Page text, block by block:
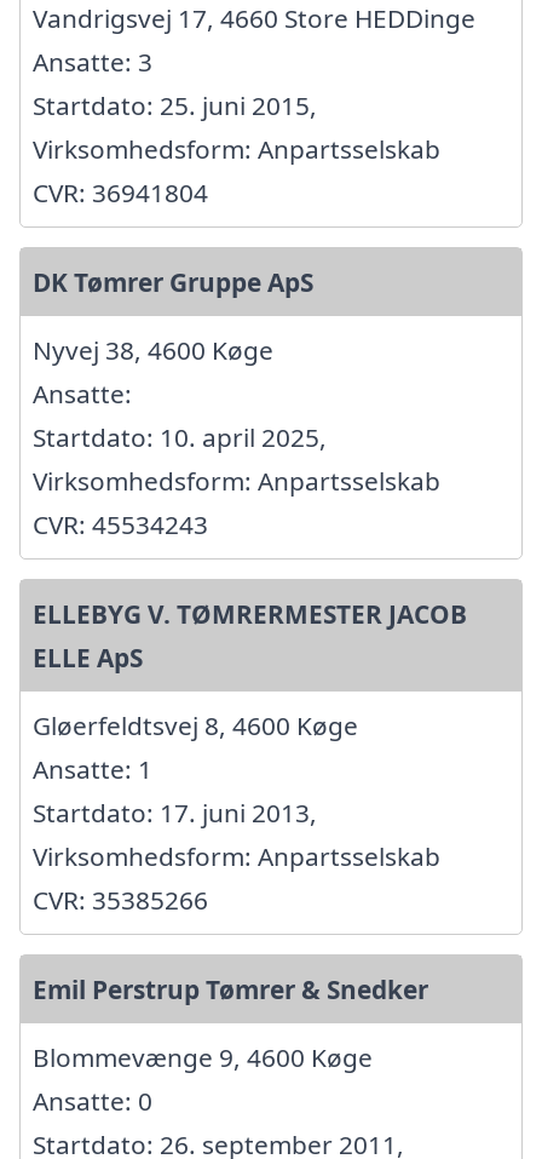
Vandrigsvej 17, 4660 Store HEDDinge
Ansatte: 3
Startdato: 25. juni 2015,
Virksomhedsform: Anpartsselskab
CVR: 36941804
DK Tømrer Gruppe ApS
Nyvej 38, 4600 Køge
Ansatte:
Startdato: 10. april 2025,
Virksomhedsform: Anpartsselskab
CVR: 45534243
ELLEBYG V. TØMRERMESTER JACOB
ELLE ApS
Gløerfeldtsvej 8, 4600 Køge
Ansatte: 1
Startdato: 17. juni 2013,
Virksomhedsform: Anpartsselskab
CVR: 35385266
Emil Perstrup Tømrer & Snedker
Blommevænge 9, 4600 Køge
Ansatte: 0
Startdato: 26. september 2011,